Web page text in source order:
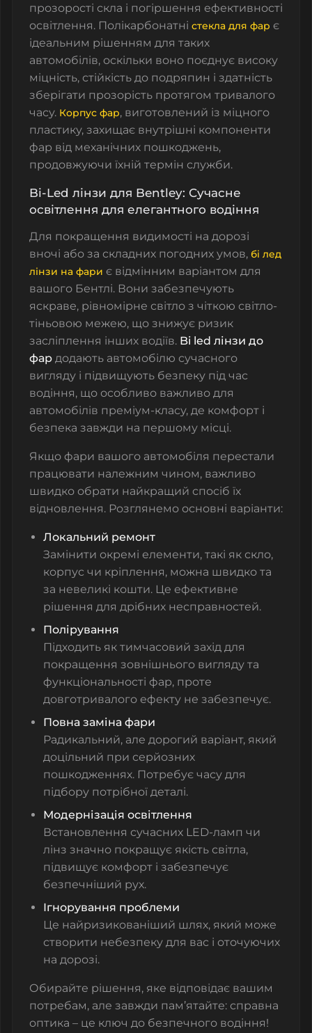
прозорості скла і погіршення ефективності
освітлення. Полікарбонатні стекла для фар є
ідеальним рішенням для таких
автомобілів, оскільки воно поєднує високу
міцність, стійкість до подряпин і здатність
зберігати прозорість протягом тривалого
часу. Корпус фар, виготовлений із міцного
пластику, захищає внутрішні компоненти
фар від механічних пошкоджень,
продовжуючи їхній термін служби.
Bi-Led лінзи для Bentley: Сучасне
освітлення для елегантного водіння
Для покращення видимості на дорозі
вночі або за складних погодних умов, бі лед
лінзи на фари є відмінним варіантом для
вашого Бентлі. Вони забезпечують
яскраве, рівномірне світло з чіткою світло-
тіньовою межею, що знижує ризик
засліплення інших водіїв. Bi led лінзи до
фар додають автомобілю сучасного
вигляду і підвищують безпеку під час
водіння, що особливо важливо для
автомобілів преміум-класу, де комфорт і
безпека завжди на першому місці.
Якщо фари вашого автомобіля перестали
працювати належним чином, важливо
швидко обрати найкращий спосіб їх
відновлення. Розглянемо основні варіанти:
Локальний ремонт
Замінити окремі елементи, такі як скло,
корпус чи кріплення, можна швидко та
за невеликі кошти. Це ефективне
рішення для дрібних несправностей.
Полірування
Підходить як тимчасовий захід для
покращення зовнішнього вигляду та
функціональності фар, проте
довготривалого ефекту не забезпечує.
Повна заміна фари
Радикальний, але дорогий варіант, який
доцільний при серйозних
пошкодженнях. Потребує часу для
підбору потрібної деталі.
Модернізація освітлення
Встановлення сучасних LED-ламп чи
лінз значно покращує якість світла,
підвищує комфорт і забезпечує
безпечніший рух.
Ігнорування проблеми
Це найризикованіший шлях, який може
створити небезпеку для вас і оточуючих
на дорозі.
Обирайте рішення, яке відповідає вашим
потребам, але завжди пам’ятайте: справна
оптика – це ключ до безпечного водіння!